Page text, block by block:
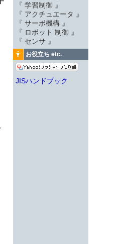
『 学習制御 』
『 アクチュエータ 』
『 サーボ機構 』
『 ロボット 制御 』
『 センサ 』
お役立ち etc.
JISハンドブック